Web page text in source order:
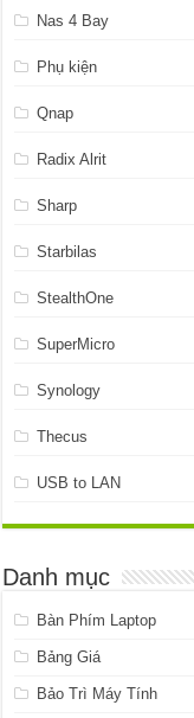
Nas 4 Bay
Phụ kiện
Qnap
Radix Alrit
Sharp
Starbilas
StealthOne
SuperMicro
Synology
Thecus
USB to LAN
Danh mục
Bàn Phím Laptop
Bảng Giá
Bảo Trì Máy Tính